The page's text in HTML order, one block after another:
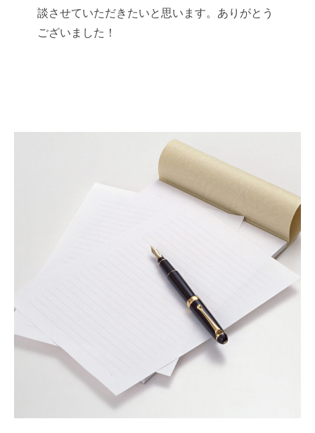
談させていただきたいと思います。ありがとう
ございました！